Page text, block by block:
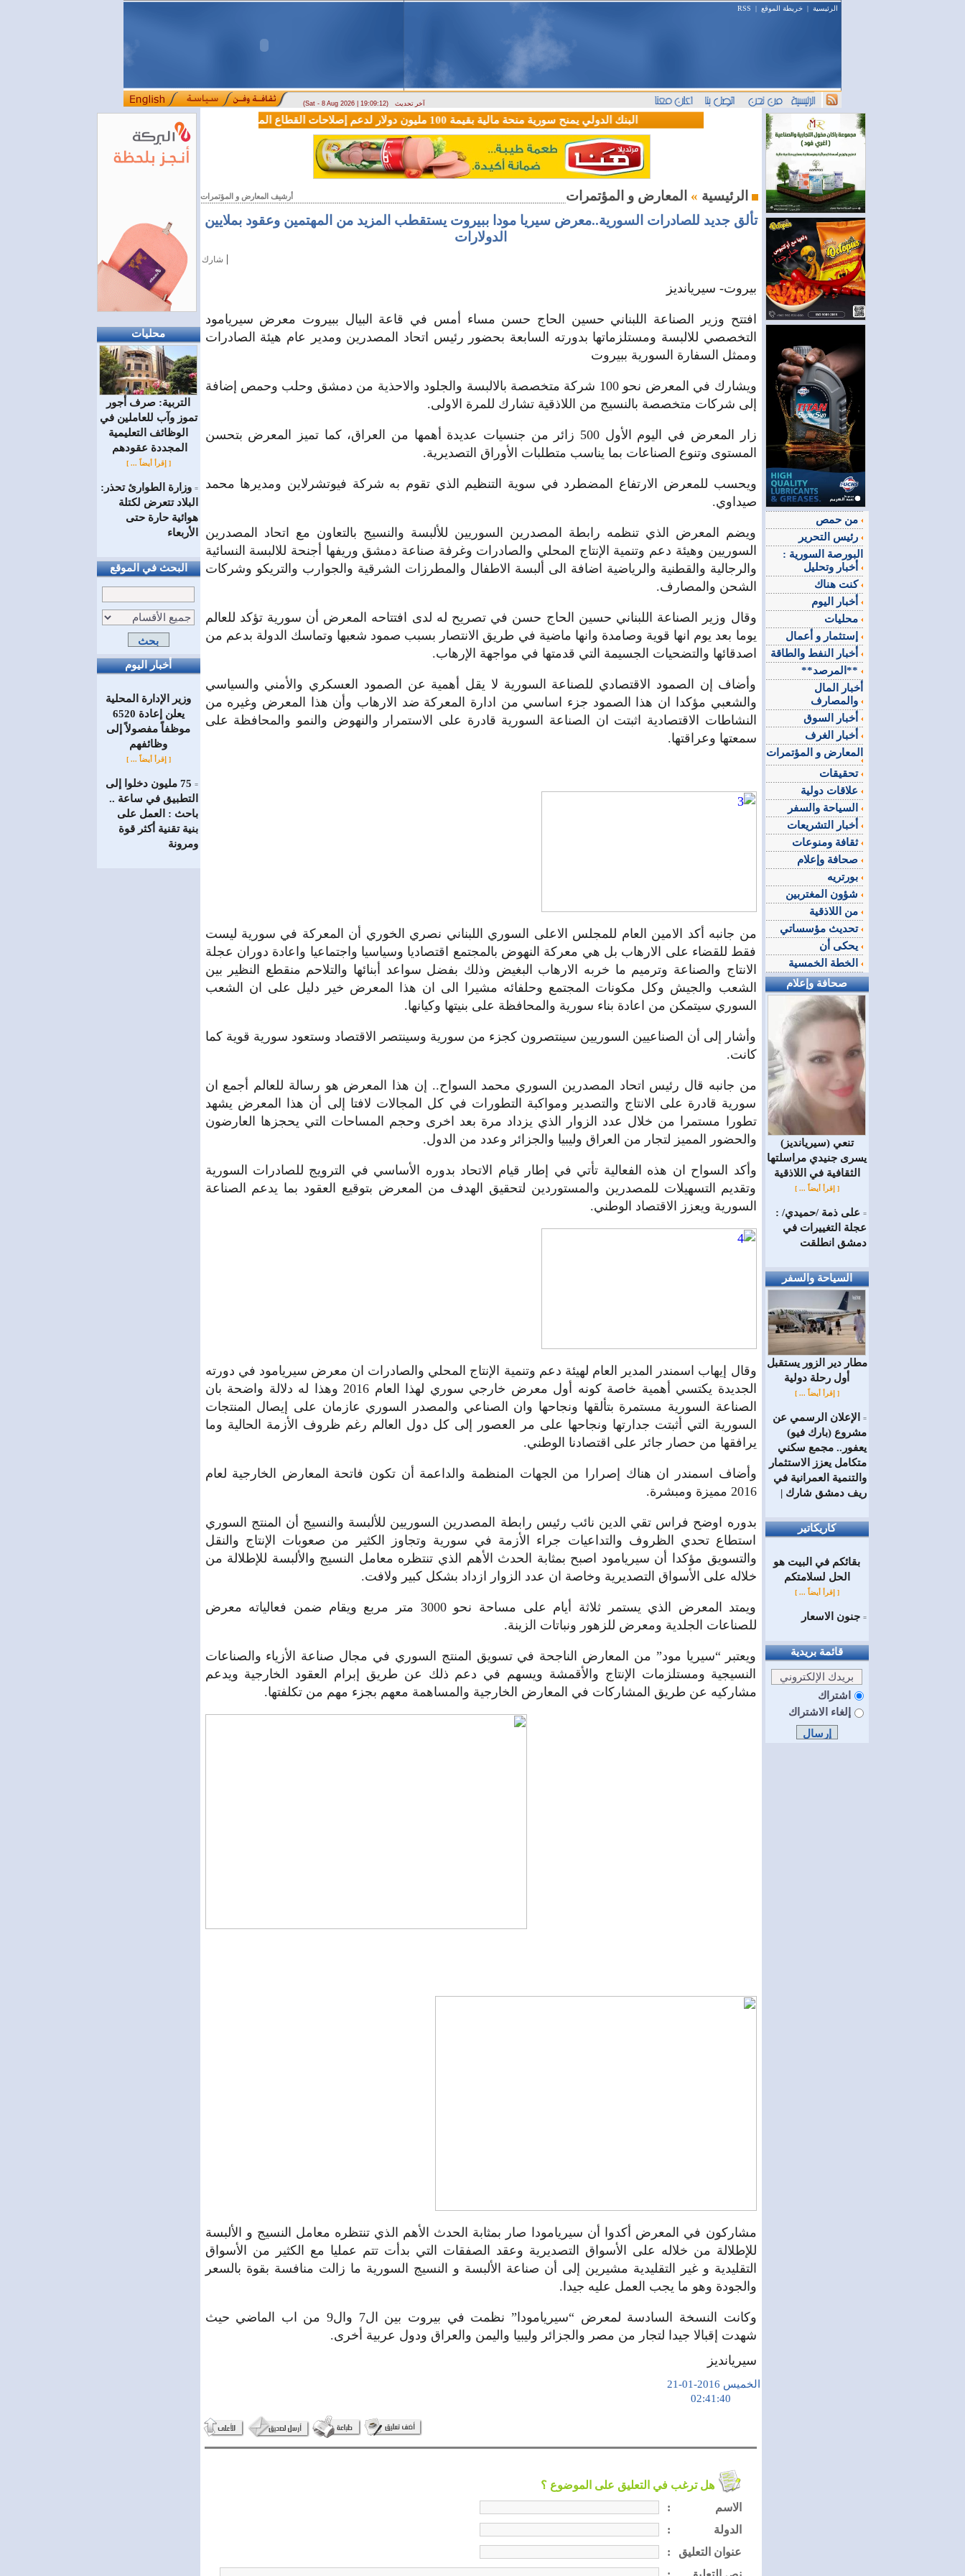
الرئيسية | خريطة الموقع |
RSS
(Sat - 8 Aug 2026 | 19:09:12) آخر تحديث
محليات
التربية: صرف أجور
تموز وآب للعاملين في
الوظائف ‏التعليمية
المجددة عقودهم ‏
[ إقرأ أيضاً ... ]
= وزارة الطوارئ تحذر:
البلاد تتعرض لكتلة
هوائية حارة حتى
الأربعاء
البحث في الموقع
أخبار اليوم
وزير الإدارة المحلية
يعلن إعادة 6520
موظفاً مفصولاً إلى
‏وظائفهم
[ إقرأ أيضاً ... ]
=
75 مليون دخلوا إلى
التطبيق في ساعة ..
باحث : العمل على
بنية تقنية أكثر قوة
ومرونة
البنك الدولي يمنح سورية منحة مالية بقيمة 100 مليون دولار لدعم إصلاحات القطاع المالي :::: بعد سنوات من الصّدّ عن أعماله.. القاصّ والرّوائي
أرشيف المعارض و المؤتمرات الرئيسية »
تألق جديد للصادرات السورية..معرض سيريا مودا ببيروت يستقطب المزيد من المهتمين وعقود بملايين
الدولارات
شارك |
بيروت- سيريانديز
افتتح وزير الصناعة اللبناني حسين الحاج حسن مساء أمس في قاعة البيال ببيروت معرض سيريامود
التخصصي للالبسة ومستلزماتها بدورته السابعة بحضور رئيس اتحاد المصدرين ومدير عام هيئة الصادرات
وممثل السفارة السورية ببيروت
ويشارك في المعرض نحو 100 شركة متخصصة بالالبسة والجلود والاحذية من دمشق وحلب وحمص إضافة
إلى شركات متخصصة بالنسيج من اللاذقية تشارك للمرة الاولى.
زار المعرض في اليوم الأول 500 زائر من جنسيات عديدة أهمها من العراق، كما تميز المعرض بتحسن
المستوى وتنوع الصناعات بما يناسب متطلبات الأوراق التصديرية.
ويحسب للمعرض الارتفاع المضطرد في سوية التنظيم الذي تقوم به شركة فيوتشرلاين ومديرها محمد
صيداوي.
ويضم المعرض الذي تنظمه رابطة المصدرين السوريين للألبسة والنسيج بالتعاون مع اتحاد المصدرين
السوريين وهيئة دعم وتنمية الإنتاج المحلي والصادرات وغرفة صناعة دمشق وريفها أجنحة للالبسة النسائية
والرجالية والقطنية والرياضية اضافة الى ألبسة الاطفال والمطرزات الشرقية والجوارب والتريكو وشركات
الشحن والمصارف.
وقال وزير الصناعة اللبناني حسين الحاج حسن في تصريح له لدى افتتاحه المعرض أن سورية تؤكد للعالم
يوما بعد يوم انها قوية وصامدة وانها ماضية في طريق الانتصار بسبب صمود شعبها وتماسك الدولة بدعم من
اصدقائها والتضحيات الجسيمة التي قدمتها في مواجهة الإرهاب.
وأضاف إن الصمود الاقتصادي للصناعة السورية لا يقل أهمية عن الصمود العسكري والأمني والسياسي
والشعبي مؤكدا ان هذا الصمود جزء اساسي من ادارة المعركة ضد الارهاب وأن هذا المعرض وغيره من
النشاطات الاقتصادية اثبتت ان الصناعة السورية قادرة على الاستمرار والنهوض والنمو والمحافظة على
سمعتها وعراقتها.
من جانبه أكد الامين العام للمجلس الاعلى السوري اللبناني نصري الخوري أن المعركة في سورية ليست
فقط للقضاء على الارهاب بل هي معركة النهوض بالمجتمع اقتصاديا وسياسيا واجتماعيا واعادة دوران عجلة
الانتاج والصناعة وترميم ما خربه الارهاب البغيض وذلك بفضل سواعد أبنائها والتلاحم منقطع النظير بين
الشعب والجيش وكل مكونات المجتمع وحلفائه مشيرا الى ان هذا المعرض خير دليل على ان الشعب
السوري سيتمكن من اعادة بناء سورية والمحافظة على بنيتها وكيانها.
وأشار إلى أن الصناعيين السوريين سينتصرون كجزء من سورية وسينتصر الاقتصاد وستعود سورية قوية كما
كانت.
من جانبه قال رئيس اتحاد المصدرين السوري محمد السواح.. إن هذا المعرض هو رسالة للعالم أجمع ان
سورية قادرة على الانتاج والتصدير ومواكبة التطورات في كل المجالات لافتا إلى أن هذا المعرض يشهد
تطورا مستمرا من خلال عدد الزوار الذي يزداد مرة بعد اخرى وحجم المساحات التي يحجزها العارضون
والحضور المميز لتجار من العراق وليبيا والجزائر وعدد من الدول.
وأكد السواح ان هذه الفعالية تأتي في إطار قيام الاتحاد بدوره الأساسي في الترويج للصادرات السورية
وتقديم التسهيلات للمصدرين والمستوردين لتحقيق الهدف من المعرض بتوقيع العقود بما يدعم الصناعة
السورية ويعزز الاقتصاد الوطني.
وقال إيهاب اسمندر المدير العام لهيئة دعم وتنمية الإنتاج المحلي والصادرات ان معرض سيريامود في دورته
الجديدة يكتسي أهمية خاصة كونه أول معرض خارجي سوري لهذا العام 2016 وهذا له دلالة واضحة بان
الصناعة السورية مستمرة بتألقها ونجاحها وان الصناعي والمصدر السوري عازمان على إيصال المنتجات
السورية التي أثبتت جدارتها ونجاحها على مر العصور إلى كل دول العالم رغم ظروف الأزمة الحالية وما
يرافقها من حصار جائر على اقتصادنا الوطني.
وأضاف اسمندر ان هناك إصرارا من الجهات المنظمة والداعمة أن تكون فاتحة المعارض الخارجية لعام
2016 مميزة ومبشرة.
بدوره اوضح فراس تقي الدين نائب رئيس رابطة المصدرين السوريين للألبسة والنسيج أن المنتج السوري
استطاع تحدي الظروف والتداعيات جراء الأزمة في سورية وتجاوز الكثير من صعوبات الإنتاج والنقل
والتسويق مؤكدا أن سيريامود اصبح بمثابة الحدث الأهم الذي تنتظره معامل النسيج والألبسة للإطلالة من
خلاله على الأسواق التصديرية وخاصة ان عدد الزوار ازداد بشكل كبير ولافت.
ويمتد المعرض الذي يستمر ثلاثة أيام على مساحة نحو 3000 متر مربع ويقام ضمن فعالياته معرض
للصناعات الجلدية ومعرض للزهور ونباتات الزينة.
ويعتبر “سيريا مود” من المعارض الناجحة في تسويق المنتج السوري في مجال صناعة الأزياء والصناعات
النسيجية ومستلزمات الإنتاج والأقمشة ويسهم في دعم ذلك عن طريق إبرام العقود الخارجية ويدعم
مشاركيه عن طريق المشاركات في المعارض الخارجية والمساهمة معهم بجزء مهم من تكلفتها.
مشاركون في المعرض أكدوا أن سيريامودا صار بمثابة الحدث الأهم الذي تنتظره معامل النسيج و الألبسة
للإطلالة من خلاله على الأسواق التصديرية وعقد الصفقات التي بدأت تتم عمليا مع الكثير من الأسواق
التقليدية و غير التقليدية مشيرين إلى أن صناعة الألبسة و النسيج السورية ما زالت منافسة بقوة بالسعر
والجودة وهو ما يجب العمل عليه جيدا.
وكانت النسخة السادسة لمعرض “سيريامودا” نظمت في بيروت بين ال7 وال9 من اب الماضي حيث
شهدت إقبالا جيدا لتجار من مصر والجزائر وليبيا واليمن والعراق ودول عربية أخرى.
سيريانديز
الخميس 2016-01-21
:
الاسم
:
الدولة
:
عنوان التعليق
من حمص
رئيس التحرير
البورصة السورية :
كنت هناك
محليات
**المرصد**
أخبار المال
والمصارف
المعارض و المؤتمرات
تحقيقات
ثقافة ومنوعات
صحافة وإعلام
بورتريه
من اللاذقية
تحديث مؤسساتي
يحكى أن
صحافة وإعلام
(سيريانديز) تنعي
يسرى جنيدي مراسلتها
الثقافية في اللاذقية
[ إقرأ أيضاً ... ]
= على ذمة /حميدي/ :
عجلة التغييرات في
دمشق انطلقت
السياحة والسفر
مطار دير الزور يستقبل
أول رحلة دولية
[ إقرأ أيضاً ... ]
=
الإعلان الرسمي عن
مشروع (بارك فيو)
يعفور.. مجمع سكني
متكامل يعزز الاستثمار
والتنمية العمرانية في
ريف دمشق شارك |
كاريكاتير
بقائكم في البيت هو
الحل لسلامتكم
[ إقرأ أيضاً ... ]
= جنون الاسعار
قائمة بريدية
اشتراك
إلغاء الاشتراك